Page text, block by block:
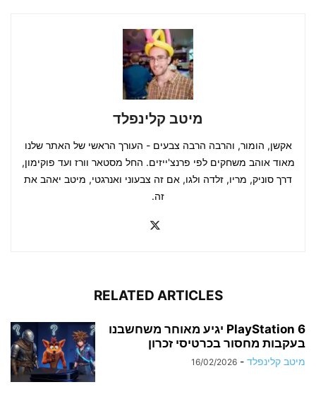
מיטב קלינפלד
אקשן, הומור, והרבה הרבה צבעים - העורך הראשי של האתר שלנו
מאוד אוהב משחקים לפי פרנצ'ייזים. החל מסטאר וורז ועד פוקימון,
דרך סוניק, מריו, זלדה ולגו, אם זה צבעוני ואנרגטי, מיטב יאהב את
זה.
RELATED ARTICLES
PlayStation 6 יגיע מאוחר משחשבנו
בעקבות מחסור בכרטיסי זכרון
מיטב קלינפלד -
16/02/2026